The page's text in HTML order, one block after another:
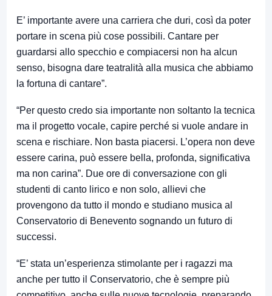
E’ importante avere una carriera che duri, così da poter
portare in scena più cose possibili. Cantare per
guardarsi allo specchio e compiacersi non ha alcun
senso, bisogna dare teatralità alla musica che abbiamo
la fortuna di cantare”.
“Per questo credo sia importante non soltanto la tecnica
ma il progetto vocale, capire perché si vuole andare in
scena e rischiare. Non basta piacersi. L’opera non deve
essere carina, può essere bella, profonda, significativa
ma non carina”. Due ore di conversazione con gli
studenti di canto lirico e non solo, allievi che
provengono da tutto il mondo e studiano musica al
Conservatorio di Benevento sognando un futuro di
successi.
“E’ stata un’esperienza stimolante per i ragazzi ma
anche per tutto il Conservatorio, che è sempre più